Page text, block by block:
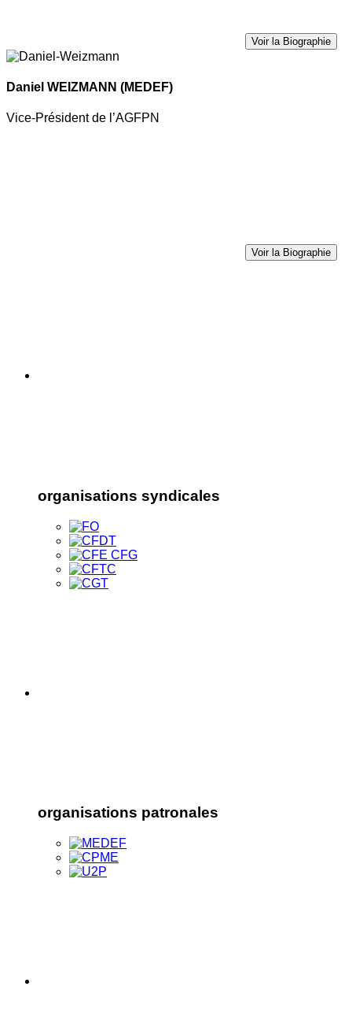
Voir la Biographie
Daniel WEIZMANN (MEDEF)
Vice-Président de l’AGFPN
Voir la Biographie
organisations syndicales
organisations patronales